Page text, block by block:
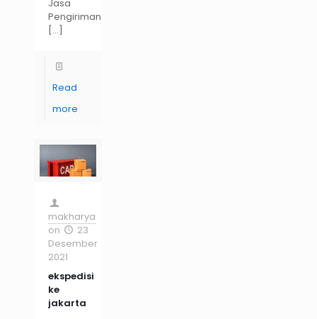
Jasa
Pengiriman
[…]
Read
more
makharya
on
23
Desember
2021
ekspedisi
ke
jakarta